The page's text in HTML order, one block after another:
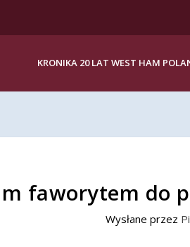
KRONIKA 20 LAT WEST HAM
faworytem do
Wysłane przez